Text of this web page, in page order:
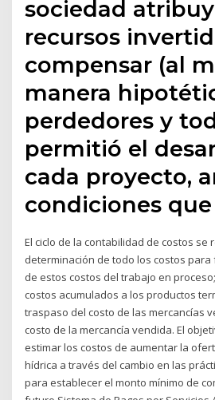
sociedad
recursos
compensar (al
manera
perdedores y
permitió el
cada proyecto,
condiciones que
El ciclo de la contabilidad de costos se
determinación de todo los costos para
de estos costos del trabajo en
costos acumulados a los productos
traspaso del costo de las mercancías
costo de la mercancía vendida. El
estimar los costos de aumentar la
hídrica a través del cambio en las
para establecer el monto mínimo de